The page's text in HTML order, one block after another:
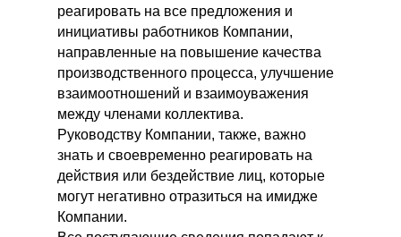
реагировать на все предложения и
инициативы работников Компании,
направленные на повышение качества
производственного процесса, улучшение
взаимоотношений и взаимоуважения
между членами коллектива.
Руководству Компании, также, важно
знать и своевременно реагировать на
действия или бездействие лиц, которые
могут негативно отразиться на имидже
Компании.